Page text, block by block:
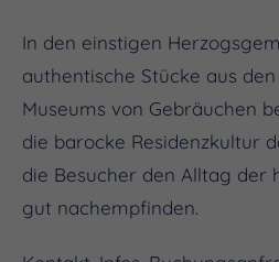
In den einstigen
authentische Stücke aus
Museums von Gebräuchen
die barocke Residenzkultur
die Besucher den Alltag der
gut nachempfinden.